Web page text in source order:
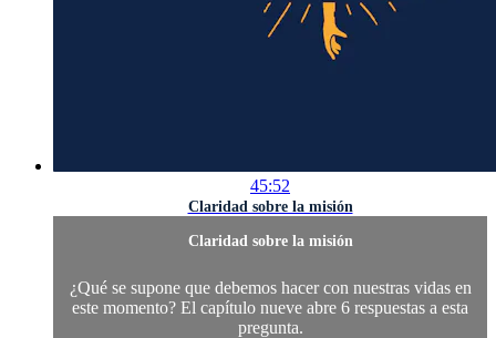
45:52
Claridad sobre la misión
Claridad sobre la misión
¿Qué se supone que debemos hacer con nuestras vidas en
este momento? El capítulo nueve abre 6 respuestas a esta
pregunta.